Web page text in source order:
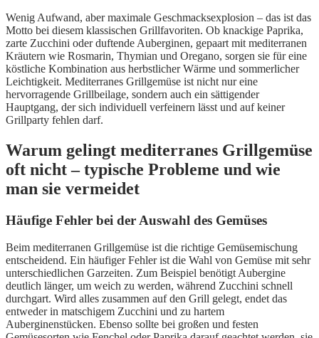
Wenig Aufwand, aber maximale Geschmacksexplosion – das ist das
Motto bei diesem klassischen Grillfavoriten. Ob knackige Paprika,
zarte Zucchini oder duftende Auberginen, gepaart mit mediterranen
Kräutern wie Rosmarin, Thymian und Oregano, sorgen sie für eine
köstliche Kombination aus herbstlicher Wärme und sommerlicher
Leichtigkeit. Mediterranes Grillgemüse ist nicht nur eine
hervorragende Grillbeilage, sondern auch ein sättigender
Hauptgang, der sich individuell verfeinern lässt und auf keiner
Grillparty fehlen darf.
Warum gelingt mediterranes Grillgemüse
oft nicht – typische Probleme und wie
man sie vermeidet
Häufige Fehler bei der Auswahl des Gemüses
Beim mediterranen Grillgemüse ist die richtige Gemüsemischung
entscheidend. Ein häufiger Fehler ist die Wahl von Gemüse mit sehr
unterschiedlichen Garzeiten. Zum Beispiel benötigt Aubergine
deutlich länger, um weich zu werden, während Zucchini schnell
durchgart. Wird alles zusammen auf den Grill gelegt, endet das
entweder in matschigem Zucchini und zu hartem
Auberginenstücken. Ebenso sollte bei großen und festen